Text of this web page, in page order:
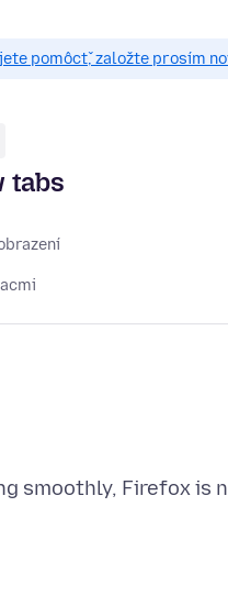
pomôcť, založte prosím
tabs
smoothly, Firefox is